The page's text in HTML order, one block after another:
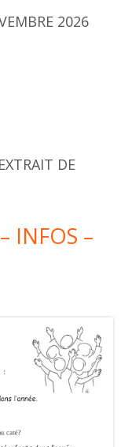
2026
DE
INFOS –